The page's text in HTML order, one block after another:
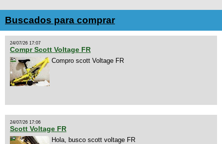
Buscados para comprar
24/07/26 17:07
Compr Scott Voltage FR
Compro scott Voltage FR
24/07/26 17:06
Scott Voltage FR
Hola, busco scott voltage FR